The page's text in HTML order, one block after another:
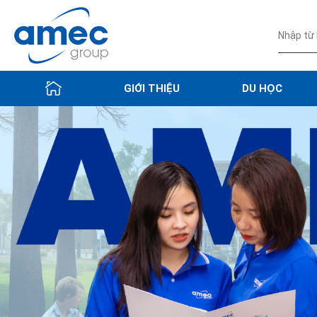
GIỚI THIỆU DU HỌC